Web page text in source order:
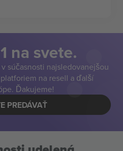
na svete.
súčasnosti najsledovanejšou
na resell a ďalší
Ďakujeme!
PREDÁVAŤ